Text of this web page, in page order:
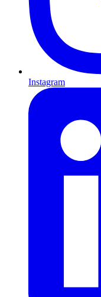
Instagram